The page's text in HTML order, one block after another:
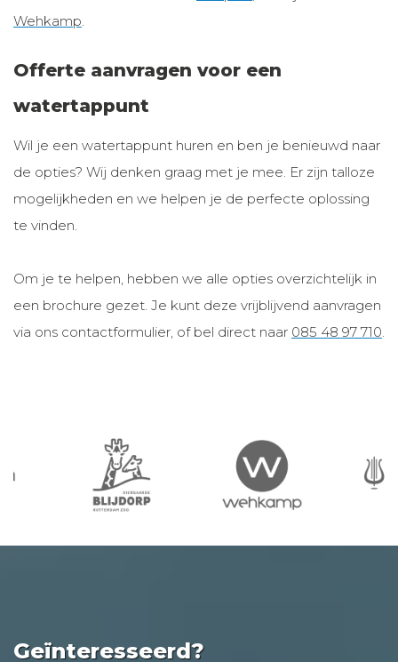
Wehkamp
Offerte aanvragen voor een
watertappunt
Wil je een watertappunt huren en ben je benieuwd naar
de opties? Wij denken graag met je mee. Er zijn talloze
mogelijkheden en we helpen je de perfecte oplossing
te vinden.
Om je te helpen, hebben we alle opties overzichtelijk in
een brochure gezet. Je kunt deze vrijblijvend aanvragen
via ons contactformulier, of bel direct naar 085 48 97 710
Geïnteresseerd?